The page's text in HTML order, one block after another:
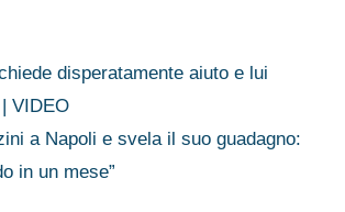
disperatamente aiuto e lui
VIDEO
a Napoli e svela il suo guadagno:
in un mese”